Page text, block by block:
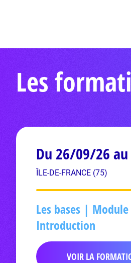
Les
Du 26/09/26
ÎLE-DE-FRANCE (75)
Les bases |
Introduction
VOIR LA